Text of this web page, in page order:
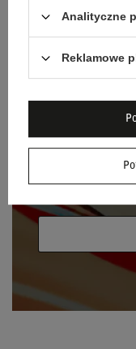
newslettera!
Podaj swój
Wyrażam
danych
Analityczne
Reklamowe